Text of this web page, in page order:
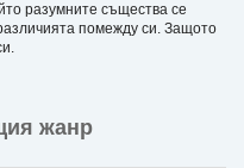
разумните същества се
помежду си. Защото
жанр